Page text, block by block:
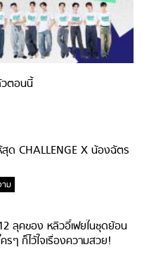
วตอนนี้
สุด CHALLENGE X น้องฉัตร
ม
ลุคของ หลิวอี้เฟยในชุดย้อน
รๆ ก็ไว้ใจเรื่องความสวย!